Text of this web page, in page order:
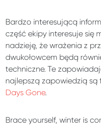
Bardzo interesującą
część ekipy interesuje się
nadzieję, że wrażenia z
dwukołowcem będą
techniczne. Te
najlepszą zapowiedzią są
Days Gone.
Brace yourself, winter is